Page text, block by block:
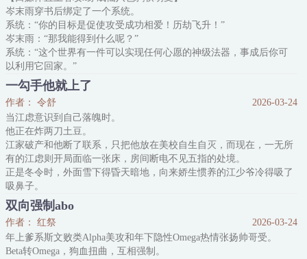
可是，明明男主对他的恨意值越来越高，怎么快进之后的剧情都不
岑末雨穿书后绑定了一个系统。
系统：“你的目标是促使攻受成功相爱！历劫飞升！”
岑末雨：“那我能得到什么呢？”
系统：“这个世界有一件可以实现任何心愿的神级法器，事成后你可
以利用它回家。”
主角受是这个世界第一宗门的首座闻人歧，攻是他故友的孩子。
岑末雨如今是一只仙八色鸫，不可能过得了修仙宗门的入门测试。
他只好另辟蹊径，成了青横宗的关门弟子，真关门的那种。
青横宗无论修为高低，都要在这山门打卡。
一百年里，岑末雨从关门弟子升级到关门大弟子，但任务
一勾手他就上了
作者： 令舒
2026-03-24
当江虑意识到自己落魄时。
他正在炸两刀土豆。
江家破产和他断了联系，只把他放在美校自生自灭，而现在，一无所
有的江虑则开局面临一张床，房间断电不见五指的处境。
正是冬令时，外面雪下得昏天暗地，向来娇生惯养的江少爷冷得吸了
吸鼻子。
为了不被冻死，他决定出去看看电气表，怎料一出去就和对门狠狠撞
上。
眼前男人身高将近两米，眉眼深邃，尤其是眼睛蓝得像大海，占尽了
人种优势。
江虑心忧暖气，被撞得眉眼泛红也只是小声地说了抱歉，准备转身时
双向强制abo
作者： 红祭
2026-03-24
年上爹系斯文败类Alpha美攻和年下隐性Omega热情张扬帅哥受。
Beta转Omega，狗血扭曲，互相强制。